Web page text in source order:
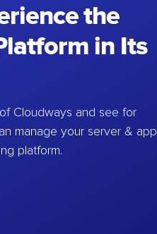
the
in Its
Cloudways and see for
manage your server &
platform.